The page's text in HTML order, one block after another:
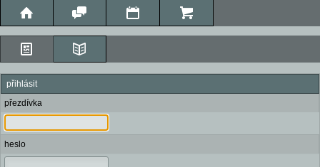
přihlásit
přezdívka
heslo